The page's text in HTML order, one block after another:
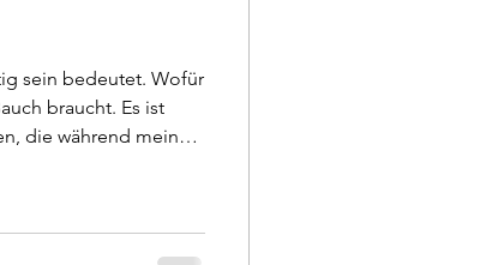
sein bedeutet. Wofür
braucht. Es ist
die während meines